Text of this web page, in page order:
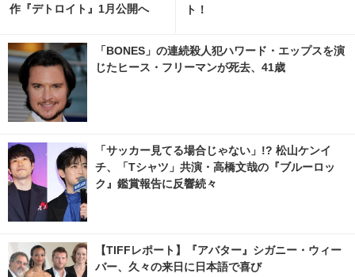
作『デトロイト』1月公開へ
ト！
「BONES」の連続殺人犯ハワード・エップスを演
じたヒース・フリーマンが死去、41歳
「サッカー見てる場合じゃない」!? 松山ケンイ
チ、「Tシャツ」共演・高橋文哉の『ブルーロッ
ク』鑑賞報告に反響続々
【TIFFレポート】『アバター』シガニー・ウィー
バー、久々の来日に日本語で喜び